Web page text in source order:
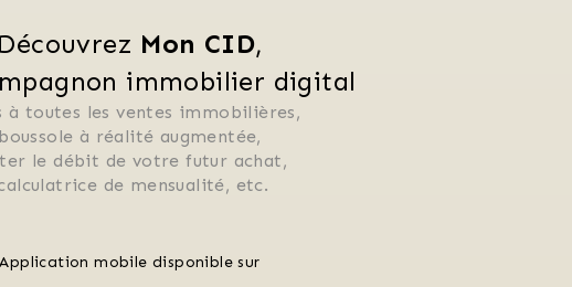
Découvrez Mon CID,
immobilier digital
à toutes les ventes immobilières,
boussole à réalité augmentée,
le débit de votre futur achat,
de mensualité, etc.
Application mobile disponible sur